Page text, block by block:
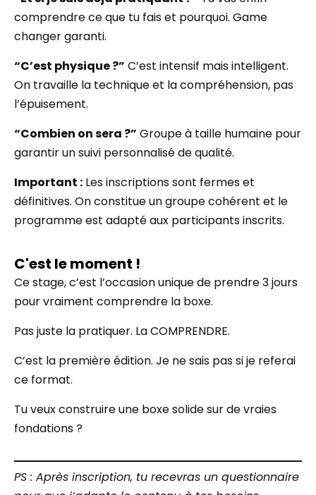
comprendre ce que tu fais et pourquoi. Game
changer garanti.
“C’est physique ?” C’est intensif mais intelligent.
On travaille la technique et la compréhension, pas
l’épuisement.
“Combien on sera ?” Groupe à taille humaine pour
garantir un suivi personnalisé de qualité.
Important : Les inscriptions sont fermes et
définitives. On constitue un groupe cohérent et le
programme est adapté aux participants inscrits.
C'est le moment !
Ce stage, c’est l’occasion unique de prendre 3 jours
pour vraiment comprendre la boxe.
Pas juste la pratiquer. La COMPRENDRE.
C’est la première édition. Je ne sais pas si je referai
ce format.
Tu veux construire une boxe solide sur de vraies
fondations ?
PS : Après inscription, tu recevras un questionnaire